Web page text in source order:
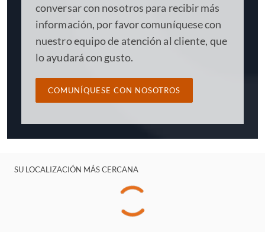
conversar con nosotros para recibir más
información, por favor comuníquese con
nuestro equipo de atención al cliente, que
lo ayudará con gusto.
COMUNÍQUESE CON NOSOTROS
SU LOCALIZACIÓN MÁS CERCANA